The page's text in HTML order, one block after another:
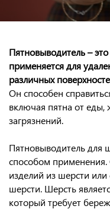
Пятновыводитель –
применяется для
различных
Он способен
включая пятна от еды,
загрязнений.
Пятновыводитель для
способом применения.
изделий из шерсти
шерсти. Шерсть
который требует